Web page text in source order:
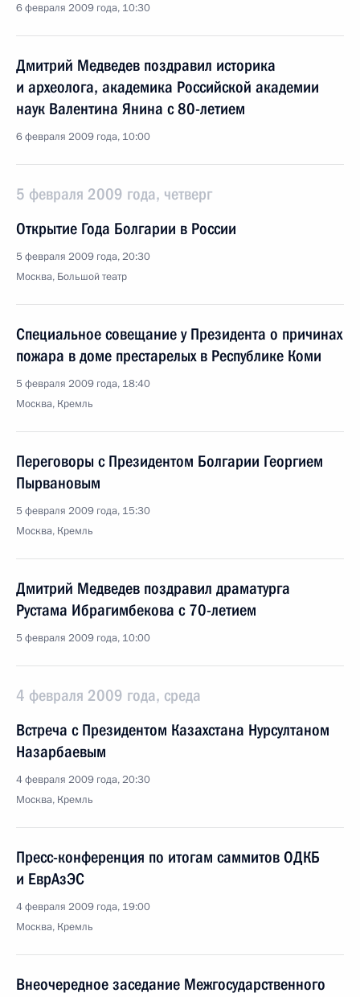
6 февраля 2009 года, 10:30
Дмитрий Медведев поздравил историка
и археолога, академика Российской академии
наук Валентина Янина с 80-летием
6 февраля 2009 года, 10:00
5 февраля 2009 года, четверг
Открытие Года Болгарии в России
5 февраля 2009 года, 20:30
Москва, Большой театр
Специальное совещание у Президента о причинах
пожара в доме престарелых в Республике Коми
5 февраля 2009 года, 18:40
Москва, Кремль
Переговоры с Президентом Болгарии Георгием
Пырвановым
5 февраля 2009 года, 15:30
Москва, Кремль
Дмитрий Медведев поздравил драматурга
Рустама Ибрагимбекова с 70-летием
5 февраля 2009 года, 10:00
4 февраля 2009 года, среда
Встреча с Президентом Казахстана Нурсултаном
Назарбаевым
4 февраля 2009 года, 20:30
Москва, Кремль
Пресс-конференция по итогам саммитов ОДКБ
и ЕврАзЭС
4 февраля 2009 года, 19:00
Москва, Кремль
Внеочередное заседание Межгосударственного